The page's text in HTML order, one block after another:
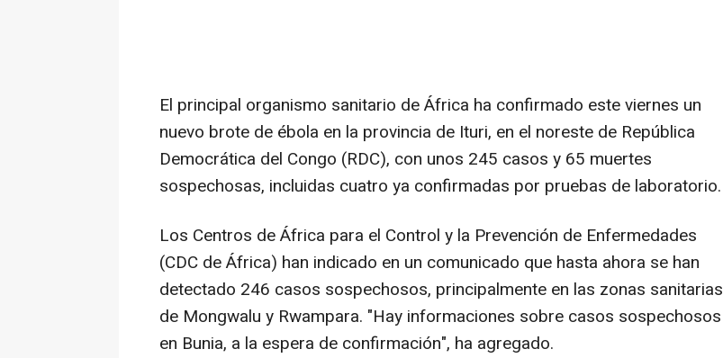
El principal organismo sanitario de África ha confirmado este viernes un
nuevo brote de ébola en la provincia de Ituri, en el noreste de República
Democrática del Congo (RDC), con unos 245 casos y 65 muertes
sospechosas, incluidas cuatro ya confirmadas por pruebas de laboratorio.
Los Centros de África para el Control y la Prevención de Enfermedades
(CDC de África) han indicado en un comunicado que hasta ahora se han
detectado 246 casos sospechosos, principalmente en las zonas sanitarias
de Mongwalu y Rwampara. "Hay informaciones sobre casos sospechosos
en Bunia, a la espera de confirmación", ha agregado.